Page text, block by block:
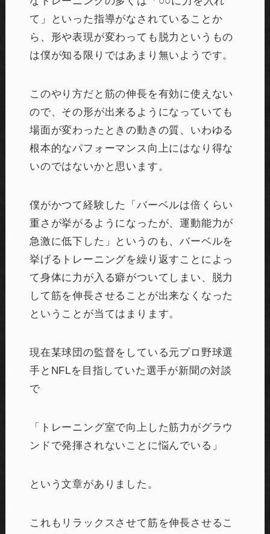
て」といった指導がなされていることか
ら、形や表現が変わっても脱力というもの
は僕が知る限りではあまり無いようです。
このやり方だと筋の伸長を有効に使えない
ので、その形が出来るようになっていても
場面が変わったときの動きの質、いわゆる
根本的なパフォーマンス向上にはなり得な
いのではないかと思います。
僕がかつて経験した「バーベルは倍くらい
重さが挙がるようになったが、運動能力が
急激に低下した」というのも、バーベルを
挙げるトレーニングを繰り返すことによっ
て身体に力が入る癖がついてしまい、脱力
して筋を伸長させることが出来なくなった
ということが当てはまります。
現在某球団の監督をしている元プロ野球選
手とNFLを目指していた選手が新聞の対談
で
「トレーニング室で向上した筋力がグラウ
ンドで発揮されないことに悩んでいる」
という文章がありました。
これもリラックスさせて筋を伸長させるこ